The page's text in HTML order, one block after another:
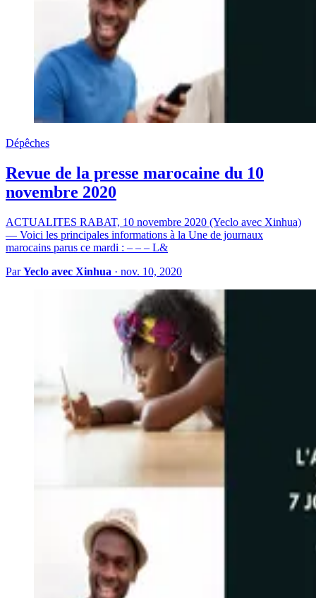
Dépêches
Revue de la presse marocaine du 10
novembre 2020
ACTUALITES RABAT, 10 novembre 2020 (Yeclo avec Xinhua)
— Voici les principales informations à la Une de journaux
marocains parus ce mardi : – – – L&
ParYeclo avec Xinhua · nov. 10, 2020